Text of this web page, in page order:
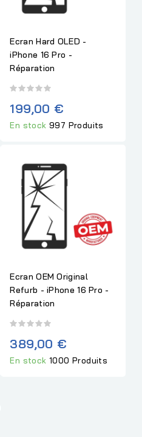
Ecran Hard OLED -
iPhone 16 Pro -
Réparation
199,00 €
En stock997 Produits
Ecran OEM Original
Refurb - iPhone 16 Pro -
Réparation
389,00 €
En stock1000 Produits